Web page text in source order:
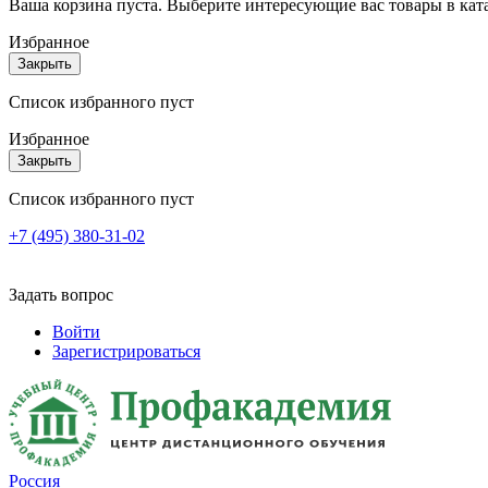
Ваша корзина пуста. Выберите интересующие вас товары в
Избранное
Закрыть
Список избранного пуст
Избранное
Закрыть
Список избранного пуст
+7 (495) 380-31-02
Задать вопрос
Войти
Зарегистрироваться
Россия